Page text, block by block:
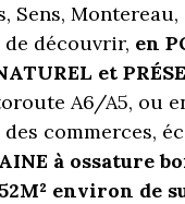
Sens,
découvrir, en
et
A6/A5, ou
des commerces,
à ossature
environ de